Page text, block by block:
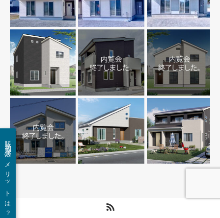
販売代理店のメリットは？